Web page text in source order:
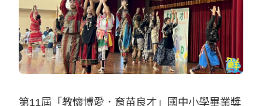
第11屆「教懷博愛．育苗良才」國中小學畢業獎